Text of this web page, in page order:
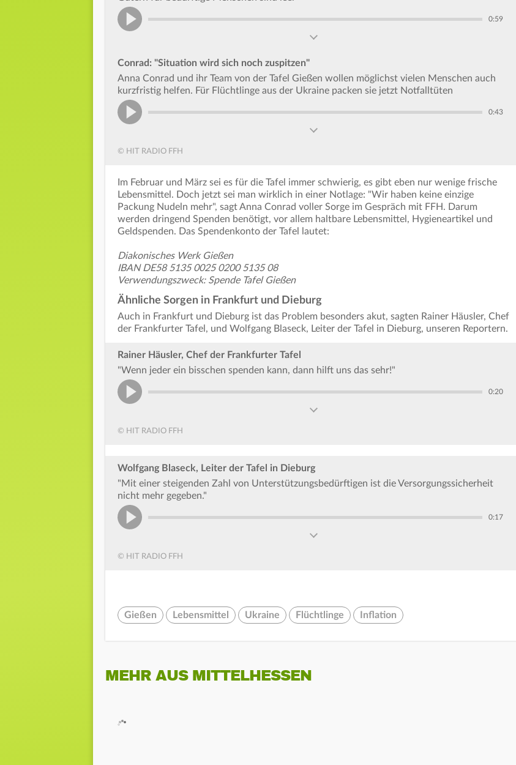
0:59
Conrad: "Situation wird sich noch zuspitzen"
Anna Conrad und ihr Team von der Tafel Gießen wollen möglichst vielen Menschen auch
kurzfristig helfen. Für Flüchtlinge aus der Ukraine packen sie jetzt Notfalltüten
0:43
© HIT RADIO FFH
Im Februar und März sei es für die Tafel immer schwierig, es gibt eben nur wenige frische
Lebensmittel. Doch jetzt sei man wirklich in einer Notlage: "Wir haben keine einzige
Packung Nudeln mehr", sagt Anna Conrad voller Sorge im Gespräch mit FFH. Darum
werden dringend Spenden benötigt, vor allem haltbare Lebensmittel, Hygieneartikel und
Geldspenden. Das Spendenkonto der Tafel lautet:
Diakonisches Werk Gießen
IBAN DE58 5135 0025 0200 5135 08
Verwendungszweck: Spende Tafel Gießen
Ähnliche Sorgen in Frankfurt und Dieburg
Auch in Frankfurt und Dieburg ist das Problem besonders akut, sagten Rainer Häusler, Chef
der Frankfurter Tafel, und Wolfgang Blaseck, Leiter der Tafel in Dieburg, unseren Reportern.
Rainer Häusler, Chef der Frankfurter Tafel
"Wenn jeder ein bisschen spenden kann, dann hilft uns das sehr!"
0:20
© HIT RADIO FFH
Wolfgang Blaseck, Leiter der Tafel in Dieburg
"Mit einer steigenden Zahl von Unterstützungsbedürftigen ist die Versorgungssicherheit
nicht mehr gegeben."
0:17
© HIT RADIO FFH
Gießen Lebensmittel Ukraine Flüchtlinge Inflation
MEHR AUS MITTELHESSEN